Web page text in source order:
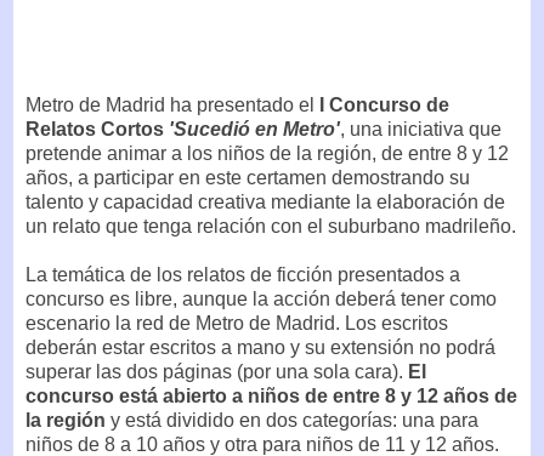
Metro de Madrid ha presentado el
I Concurso de
Relatos Cortos 'Sucedió en Metro', una iniciativa que
pretende animar a los niños de la región, de entre 8 y 12
años, a participar en este certamen demostrando su
talento y capacidad creativa mediante la elaboración de
un relato que tenga relación con el suburbano madrileño.
La temática de los relatos de ficción presentados a
concurso es libre, aunque la acción deberá tener como
escenario la red de Metro de Madrid. Los escritos
deberán estar escritos a mano y su extensión no podrá
superar las dos páginas (por una sola cara). El
concurso está abierto a niños de entre 8 y 12 años de
la región y está dividido en dos categorías: una para
niños de 8 a 10 años y otra para niños de 11 y 12 años.